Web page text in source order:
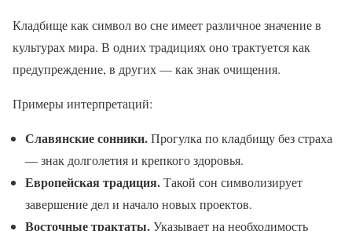
Кладбище как символ во сне имеет различное значение в
культурах мира. В одних традициях оно трактуется как
предупреждение, в других — как знак очищения.
Примеры интерпретаций:
Славянские сонники.Прогулка по кладбищу без страха
— знак долголетия и крепкого здоровья.
Европейская традиция.Такой сон символизирует
завершение дел и начало новых проектов.
Восточные трактаты.Указывает на необходимость